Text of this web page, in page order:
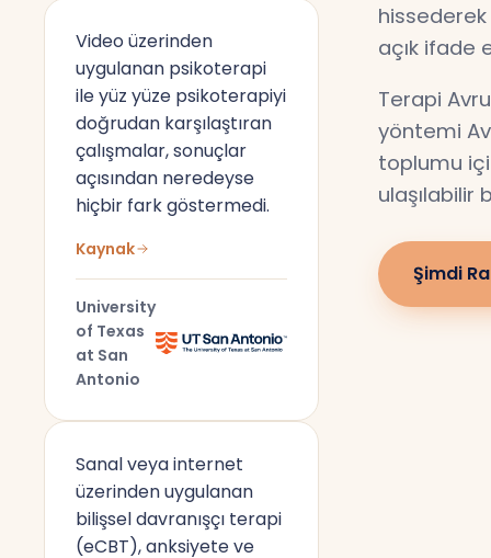
Video üzerinden
uygulanan psikoterapi
ile yüz yüze psikoterapiyi
doğrudan karşılaştıran
çalışmalar, sonuçlar
açısından neredeyse
hiçbir fark göstermedi.
Kaynak
University
of Texas
at San
Antonio
Sanal veya internet
üzerinden uygulanan
bilişsel davranışçı terapi
(eCBT), anksiyete ve
açık ifade
Terapi
yöntemi
toplumu
ulaşılabilir
Şimdi